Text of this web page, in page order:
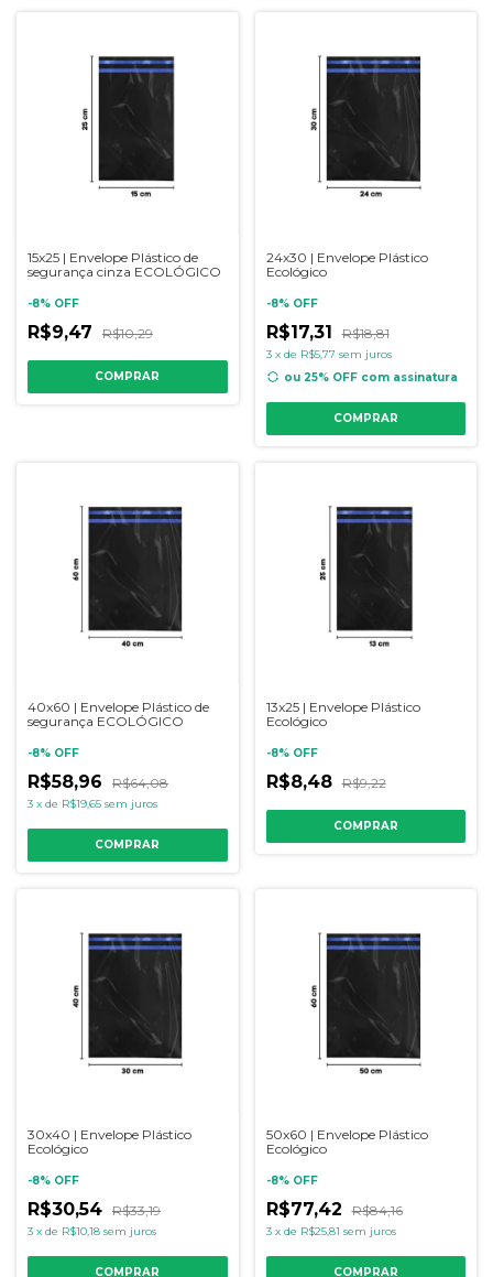
15x25 | Envelope Plástico de
segurança cinza ECOLÓGICO
-8% OFF
R$9,47 R$10,29
COMPRAR
24x30 | Envelope Plástico
Ecológico
-8% OFF
R$17,31 R$18,81
3 x de R$5,77 sem juros
ou 25% OFF com assinatura
COMPRAR
40x60 | Envelope Plástico de
segurança ECOLÓGICO
-8% OFF
R$58,96 R$64,08
3 x de R$19,65 sem juros
COMPRAR
13x25 | Envelope Plástico
Ecológico
-8% OFF
R$8,48 R$9,22
COMPRAR
30x40 | Envelope Plástico
Ecológico
-8% OFF
R$30,54 R$33,19
3 x de R$10,18 sem juros
COMPRAR
50x60 | Envelope Plástico
Ecológico
-8% OFF
R$77,42 R$84,16
3 x de R$25,81 sem juros
COMPRAR